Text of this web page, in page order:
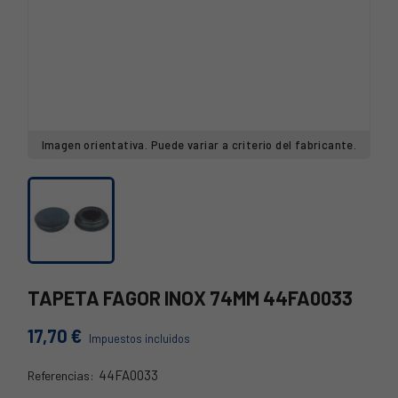
Imagen orientativa. Puede variar a criterio del fabricante.
TAPETA FAGOR INOX 74MM 44FA0033
17,70 € Impuestos incluidos
Referencias: 44FA0033
44FA0033